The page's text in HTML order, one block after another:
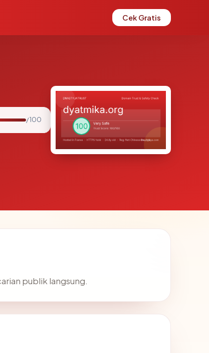
Cek Gratis
/ 100
publik langsung.